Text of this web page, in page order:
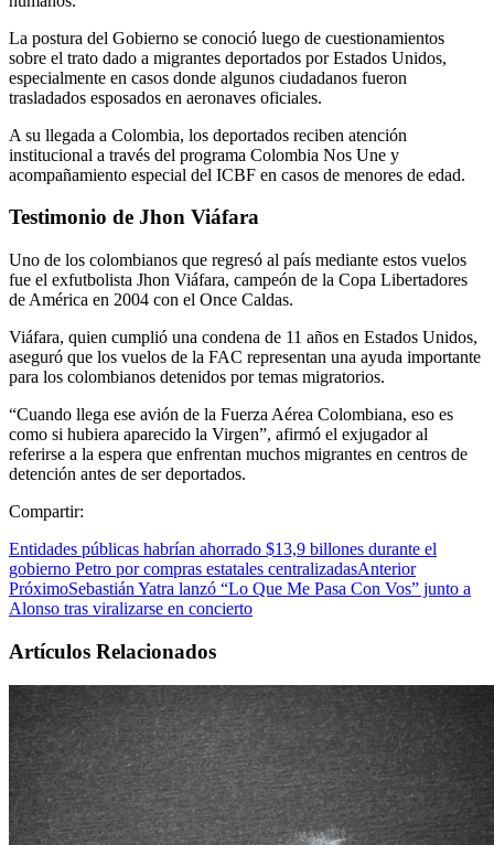
La postura del Gobierno se conoció luego de cuestionamientos
sobre el trato dado a migrantes deportados por Estados Unidos,
especialmente en casos donde algunos ciudadanos fueron
trasladados esposados en aeronaves oficiales.
A su llegada a Colombia, los deportados reciben atención
institucional a través del programa Colombia Nos Une y
acompañamiento especial del ICBF en casos de menores de edad.
Testimonio de Jhon Viáfara
Uno de los colombianos que regresó al país mediante estos vuelos
fue el exfutbolista Jhon Viáfara, campeón de la Copa Libertadores
de América en 2004 con el Once Caldas.
Viáfara, quien cumplió una condena de 11 años en Estados Unidos,
aseguró que los vuelos de la FAC representan una ayuda importante
para los colombianos detenidos por temas migratorios.
“Cuando llega ese avión de la Fuerza Aérea Colombiana, eso es
como si hubiera aparecido la Virgen”, afirmó el exjugador al
referirse a la espera que enfrentan muchos migrantes en centros de
detención antes de ser deportados.
Compartir:
Entidades públicas habrían ahorrado $13,9 billones durante el
gobierno Petro por compras estatales centralizadasAnterior
PróximoSebastián Yatra lanzó “Lo Que Me Pasa Con Vos” junto a
Alonso tras viralizarse en concierto
Artículos Relacionados